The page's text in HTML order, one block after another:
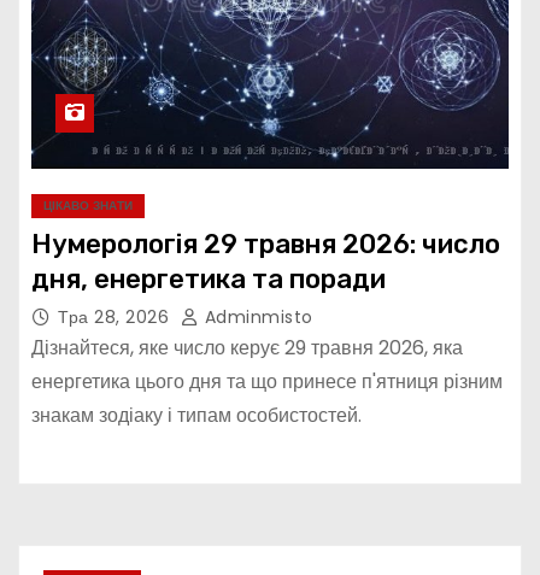
ЦІКАВО ЗНАТИ
Нумерологія 29 травня 2026: число
дня, енергетика та поради
Тра 28, 2026 Adminmisto
Дізнайтеся, яке число керує 29 травня 2026, яка
енергетика цього дня та що принесе п'ятниця різним
знакам зодіаку і типам особистостей.